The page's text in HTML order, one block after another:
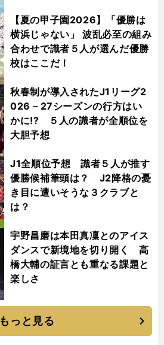
【夏の甲子園2026】「優勝は
横浜じゃない」 波乱必至の組み
合わせで識者５人が選んだ優勝
校はここだ！
秋春制が導入されたJ1リーグ2
026－27シーズンの行方はい
かに!? ５人の識者が全順位を
大胆予想
J1全順位予想 識者５人が推す
優勝候補筆頭は？ J2降格の憂
き目に遭いそうな３クラブと
は？
宇野昌磨は本田真凜とのアイス
ダンスで新境地を切り開く 高
橋大輔の証言とも重なる課題と
楽しさ
もっと見る